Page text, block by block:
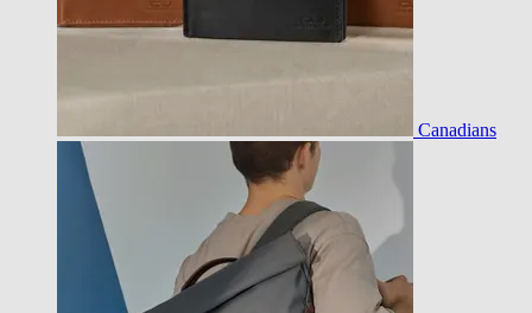
Canadians